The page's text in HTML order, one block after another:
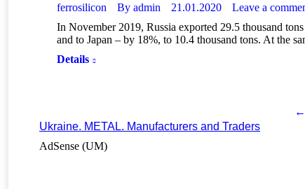
ferrosilicon By admin 21.01.2020
Leave a
In November 2019, Russia exported 29.5 thousand
and to Japan – by 18%, to 10.4 thousand tons. At the
Details
←
Ukraine. METAL. Manufacturers and Traders
AdSense (UM)